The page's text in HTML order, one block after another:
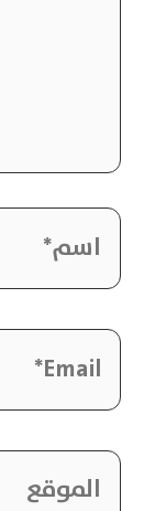
اسم*
Email*
الموقع